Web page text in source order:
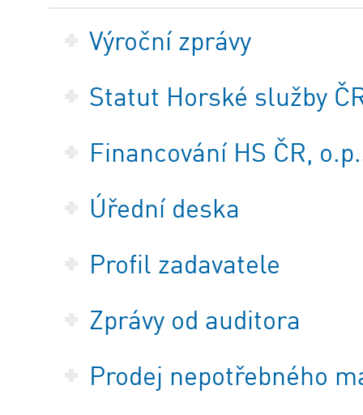
Výroční zprávy
Statut Horské služby
Financování HS ČR,
Úřední deska
Profil zadavatele
Zprávy od auditora
Prodej nepotřebného